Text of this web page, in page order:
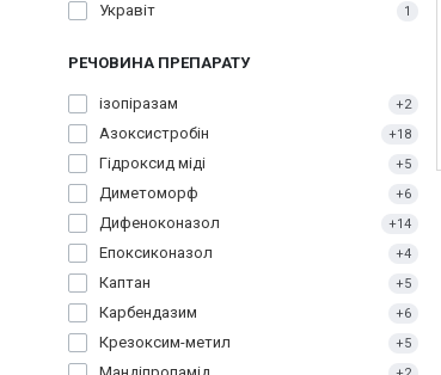
Укравіт 1
РЕЧОВИНА ПРЕПАРАТУ
ізопіразам +2
Азоксистробін +18
Гідроксид міді +5
Диметоморф +6
Дифеноконазол +14
Епоксиконазол +4
Каптан +5
Карбендазим +6
Крезоксим-метил +5